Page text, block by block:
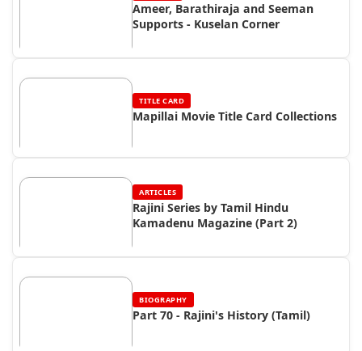
Ameer, Barathiraja and Seeman
Supports - Kuselan Corner
TITLE CARD
Mapillai Movie Title Card Collections
ARTICLES
Rajini Series by Tamil Hindu
Kamadenu Magazine (Part 2)
BIOGRAPHY
Part 70 - Rajini's History (Tamil)